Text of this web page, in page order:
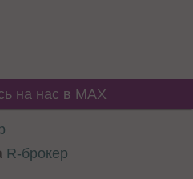
на нас в MAX
R-брокер